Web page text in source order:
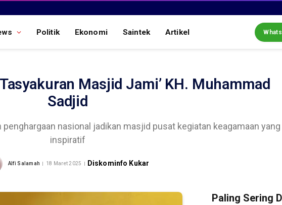
Politik Ekonomi Saintek Artikel
Masjid Jami’ KH. Muhammad
Sadjid
nasional jadikan masjid pusat kegiatan keagamaan yang
inspiratif
Alfi Salamah 18 Maret 2025 Diskominfo Kukar
Paling Sering